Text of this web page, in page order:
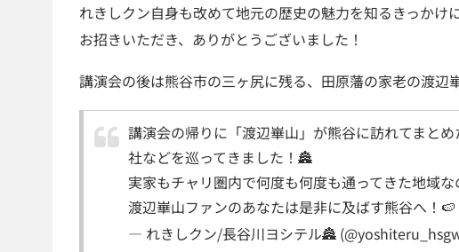
れきしクン自身も改めて地元の歴史の魅力を知るきっかけ
お招きいただき、ありがとうございました！
講演会の後は熊谷市の三ヶ尻に残る、田原藩の家老の渡辺
講演会の帰りに「渡辺崋山」が熊谷に訪れてまと
社などを巡ってきました！🏯
実家もチャリ圏内で何度も何度も通ってきた地域
渡辺崋山ファンのあなたは是非に及ばす熊谷へ！🍉
— れきしクン/長谷川ヨシテル🏯